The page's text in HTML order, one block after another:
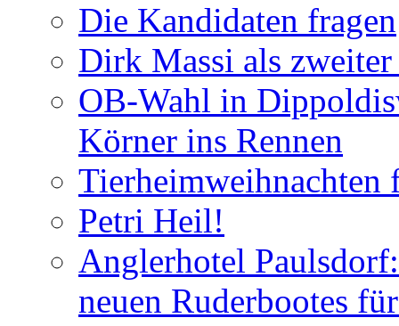
Die Kandidaten fragen
Dirk Massi als
OB-Wahl in
Körner ins Rennen
Tierheimweihnachten
Petri Heil!
Anglerhotel
neuen Ruderbootes